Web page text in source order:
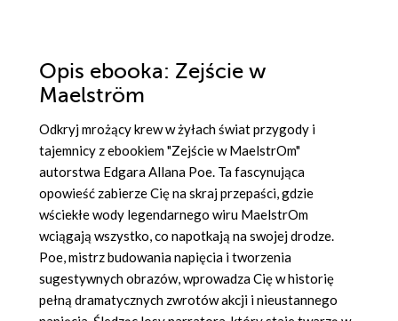
Opis ebooka: Zejście w
Maelström
Odkryj mrożący krew w żyłach świat przygody i
tajemnicy z ebookiem "Zejście w MaelstrOm"
autorstwa Edgara Allana Poe. Ta fascynująca
opowieść zabierze Cię na skraj przepaści, gdzie
wściekłe wody legendarnego wiru MaelstrOm
wciągają wszystko, co napotkają na swojej drodze.
Poe, mistrz budowania napięcia i tworzenia
sugestywnych obrazów, wprowadza Cię w historię
pełną dramatycznych zwrotów akcji i nieustannego